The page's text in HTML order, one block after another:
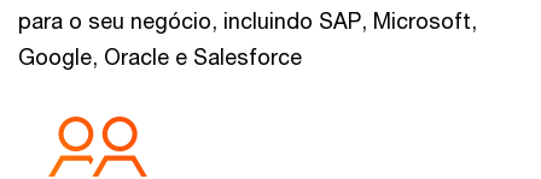
para o seu negócio, incluindo SAP, Microsoft,
Google, Oracle e Salesforce